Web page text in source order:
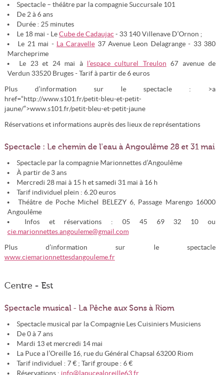
Spectacle – théâtre par la compagnie Succursale 101
De 2 à 6 ans
Durée : 25 minutes
Le 18 mai - Le Cube de Cadaujac - 33 140 Villenave D’Ornon ;
Le 21 mai - La Caravelle 37 Avenue Leon Delagrange - 33 380
Marcheprime
Le 23 et 24 mai à
l’espace culturel Treulon 67 avenue de
Verdun 33520 Bruges - Tarif à partir de 6 euros
Plus d’information sur le spectacle : >a
href=“http://www.s101.fr/petit-bleu-et-petit-
jaune/”>www.s101.fr/petit-bleu-et-petit-jaune
Réservations et informations auprès des lieux de représentations
Spectacle : Le chemin de l’eau à Angoulême 28 et 31 mai
Spectacle par la compagnie Marionnettes d’Angoulême
À partir de 3 ans
Mercredi 28 mai à 15 h et samedi 31 mai à 16 h
Tarif individuel plein : 6.20 euros
Théâtre de Poche Michel BELEZY 6, Passage Marengo 16000
Angoulême
Infos et réservations : 05 45 69 32 10 ou
cie.marionnettes.angouleme@gmail.com
Plus d’information sur le spectacle
www.ciemarionnettesdangouleme.fr
Centre - Est
Spectacle musical - La Pêche aux Sons à Riom
Spectacle musical par la Compagnie Les Cuisiniers Musiciens
De 0 à 7 ans
Mardi 13 et mercredi 14 mai
La Puce a l’Oreille 16, rue du Général Chapsal 63200 Riom
Tarif individuel : 7 € ; Tarif groupe : 6 €
Réservations : info@lapucealoreille63.fr